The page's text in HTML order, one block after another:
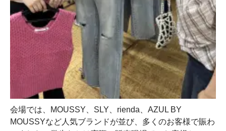
会場では、MOUSSY、SLY、rienda、AZUL BY
MOUSSYなど人気ブランドが並び、多くのお客様で賑わ